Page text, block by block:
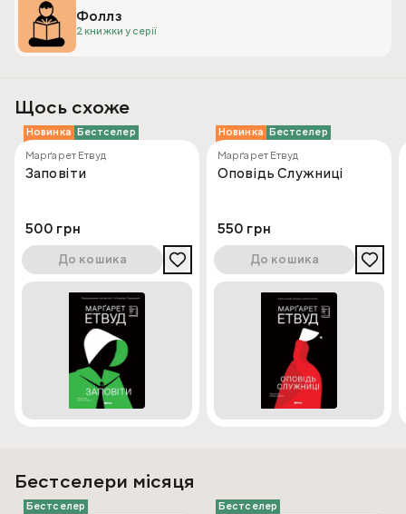
Фоллз
2 книжки у серії
Щось схоже
Новинка Бестселер
Марґарет Етвуд
Заповіти
500 грн
До кошика
Новинка Бестселер
Марґарет Етвуд
Оповідь Служниці
550 грн
До кошика
Бестселери місяця
Бестселер
Бестселер